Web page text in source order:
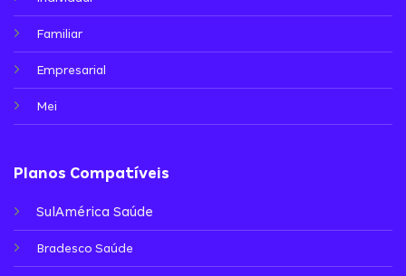
Familiar
Empresarial
Mei
Planos Compatíveis
SulAmérica Saúde
Bradesco Saúde